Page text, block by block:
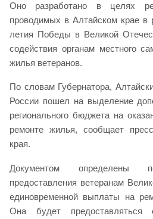
Оно разработано в целях
проводимых в Алтайском крае в
летия Победы в Великой
содействия органам местного
жилья ветеранов.
По словам Губернатора,
России пошел на выделение
регионального бюджета на
ремонте жилья, сообщает
края.
Документом определены
предоставления ветеранам
единовременной выплаты на
Она будет предоставляться